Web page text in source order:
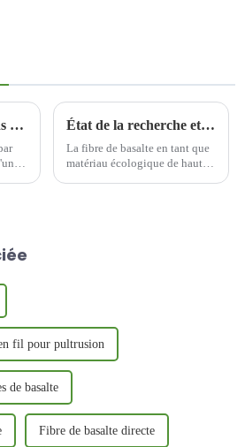
Étapes et précautions de pose d'une géogrille en fibre de basalte État de la recherche et perspectives d'application des fibres de basalte dans le domaine de la protection de l'environnement
La fibre de basalte en tant que
matériau écologique de haute
fil pour pultrusion
de basalte
Fibre de basalte directe